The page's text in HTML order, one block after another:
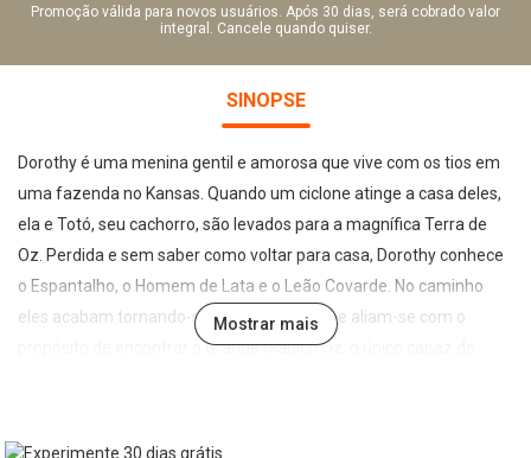
Promoção válida para novos usuários. Após 30 dias, será cobrado valor
integral. Cancele quando quiser.
SINOPSE
Dorothy é uma menina gentil e amorosa que vive com os tios em
uma fazenda no Kansas. Quando um ciclone atinge a casa deles,
ela e Totó, seu cachorro, são levados para a magnífica Terra de
Oz. Perdida e sem saber como voltar para casa, Dorothy conhece
o Espantalho, o Homem de Lata e o Leão Covarde. No caminho
eles acabam tornando-se grandes amigos e aliam-se com o
propósito de encontrar o Grande Mágico Oz, o único capaz de
Em meio a desafios perigosos, Dorothy e seus amigos precisam
Mostrar mais